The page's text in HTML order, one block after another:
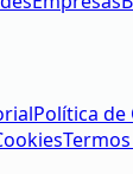
Política de